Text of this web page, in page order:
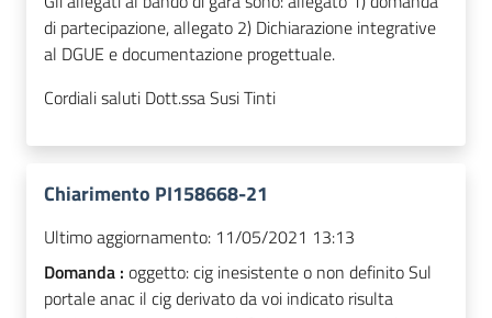
di partecipazione, allegato 2) Dichiarazione integrative
al DGUE e documentazione progettuale.
Cordiali saluti Dott.ssa Susi Tinti
Chiarimento PI158668-21
Ultimo aggiornamento: 11/05/2021 13:13
Domanda : oggetto: cig inesistente o non definito Sul
portale anac il cig derivato da voi indicato risulta